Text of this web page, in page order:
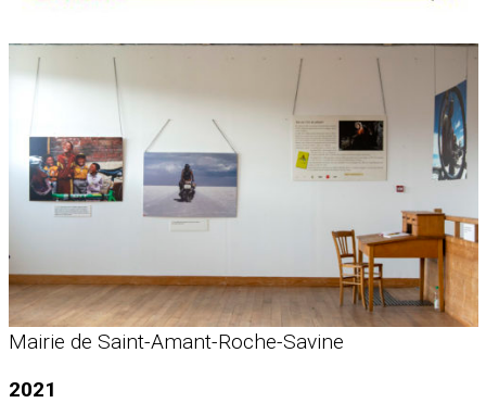
Mairie de Saint-Amant-Roche-Savine
2021